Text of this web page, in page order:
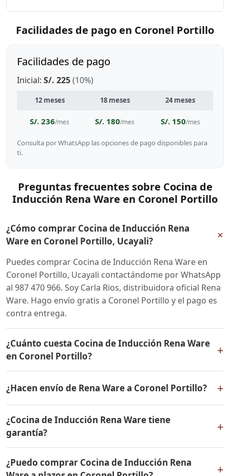
Facilidades de pago en Coronel Portillo
Facilidades de pago
Inicial: S/. 225(10%)
12 meses 18 meses 24 meses
S/. 236/mes S/. 180/mes S/. 150/mes
Consulta por WhatsApp las opciones de pago disponibles para
ti.
Preguntas frecuentes sobre Cocina de
Inducción Rena Ware en Coronel Portillo
¿Cómo comprar Cocina de Inducción Rena
Ware en Coronel Portillo, Ucayali?
+
Puedes comprar Cocina de Inducción Rena Ware en
Coronel Portillo, Ucayali contactándome por WhatsApp
al 987 470 966. Soy Carla Rios, distribuidora oficial Rena
Ware. Hago envío gratis a Coronel Portillo y el pago es
contra entrega.
¿Cuánto cuesta Cocina de Inducción Rena Ware
en Coronel Portillo?
+
mismo en todo el Perú. Contáctame por WhatsApp para
conocer el precio actual, promociones disponibles y
facilidades de pago en cuotas desde el 10% de inicial.
¿Hacen envío de Rena Ware a Coronel Portillo? +
Ware a Coronel Portillo, Ucayali y a todo el Perú. El pago
es contra entrega.
¿Cocina de Inducción Rena Ware tiene
garantía?
+
vida contra defectos de fabricación. Todos los
¿Puedo comprar Cocina de Inducción Rena
+